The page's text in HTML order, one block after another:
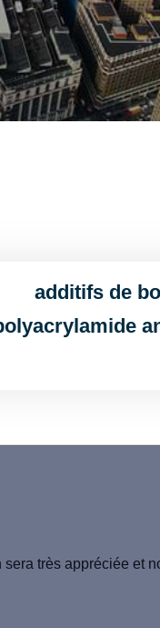
additifs de
très appréciée et